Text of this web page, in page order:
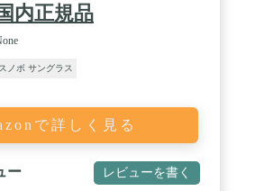
内正規品
スノボ サングラス
で詳しく見る
ー レビューを書く